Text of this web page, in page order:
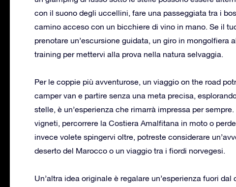
con il suono degli uccellini, fare una passeggiata tra i
camino acceso con un bicchiere di vino in mano. Se il
prenotare un’escursione guidata, un giro in mongolfiera
training per mettervi alla prova nella natura selvaggia.
Per le coppie più avventurose, un viaggio on the road
camper van e partire senza una meta precisa,
stelle, è un’esperienza che rimarrà impressa per
vigneti, percorrere la Costiera Amalfitana in moto o
invece volete spingervi oltre, potreste considerare
deserto del Marocco o un viaggio tra i fiordi norvegesi.
Un’altra idea originale è regalare un’esperienza fuori